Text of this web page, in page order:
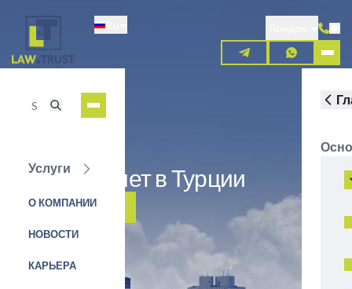
основному
содержанию
Услуги
О КОМПАНИИ
НОВОСТИ
КАРЬЕРА
Открыть счет в Турции
ЗАЯВКА НА УСЛУГУ